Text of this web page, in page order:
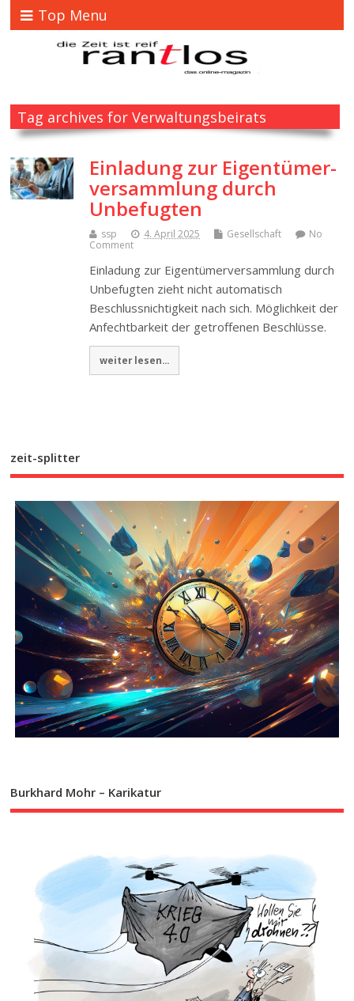
Top Menu
Tag archives for Verwaltungsbeirats
Einladung zur Eigentümer­
versammlung durch
Unbefugten
ssp 4. April 2025 Gesellschaft
No
Comment
Einladung zur Eigentümer­versammlung durch
Unbefugten zieht nicht automatisch
Beschluss­nichtigkeit nach sich. Möglichkeit der
Anfechtbarkeit der getroffenen Beschlüsse.
weiter lesen...
zeit-splitter
Burkhard Mohr – Karikatur